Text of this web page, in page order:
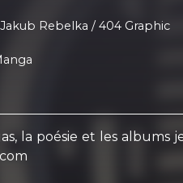
Rebelka / 404 Graphic
la poésie et les